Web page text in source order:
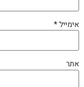
אימייל*
אתר